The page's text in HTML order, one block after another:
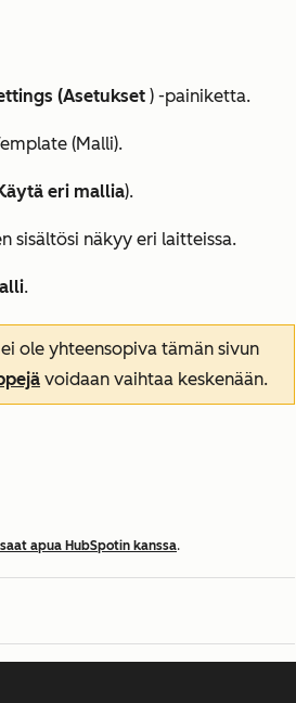
(Asetukset ) -painiketta.
(Malli).
eri mallia).
sisältösi näkyy eri laitteissa.
.
ole yhteensopiva tämän sivun
voidaan vaihtaa keskenään.
apua HubSpotin kanssa.